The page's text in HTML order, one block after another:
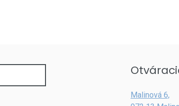
Malinová 6,